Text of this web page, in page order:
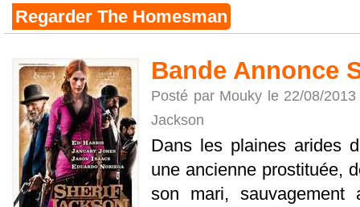
Regarder The Homesman
Bande Annonce
Posté par Mouky le 22/08/
Jackson
Dans les plaines arides
une ancienne prostituée,
son mari, sauvagement